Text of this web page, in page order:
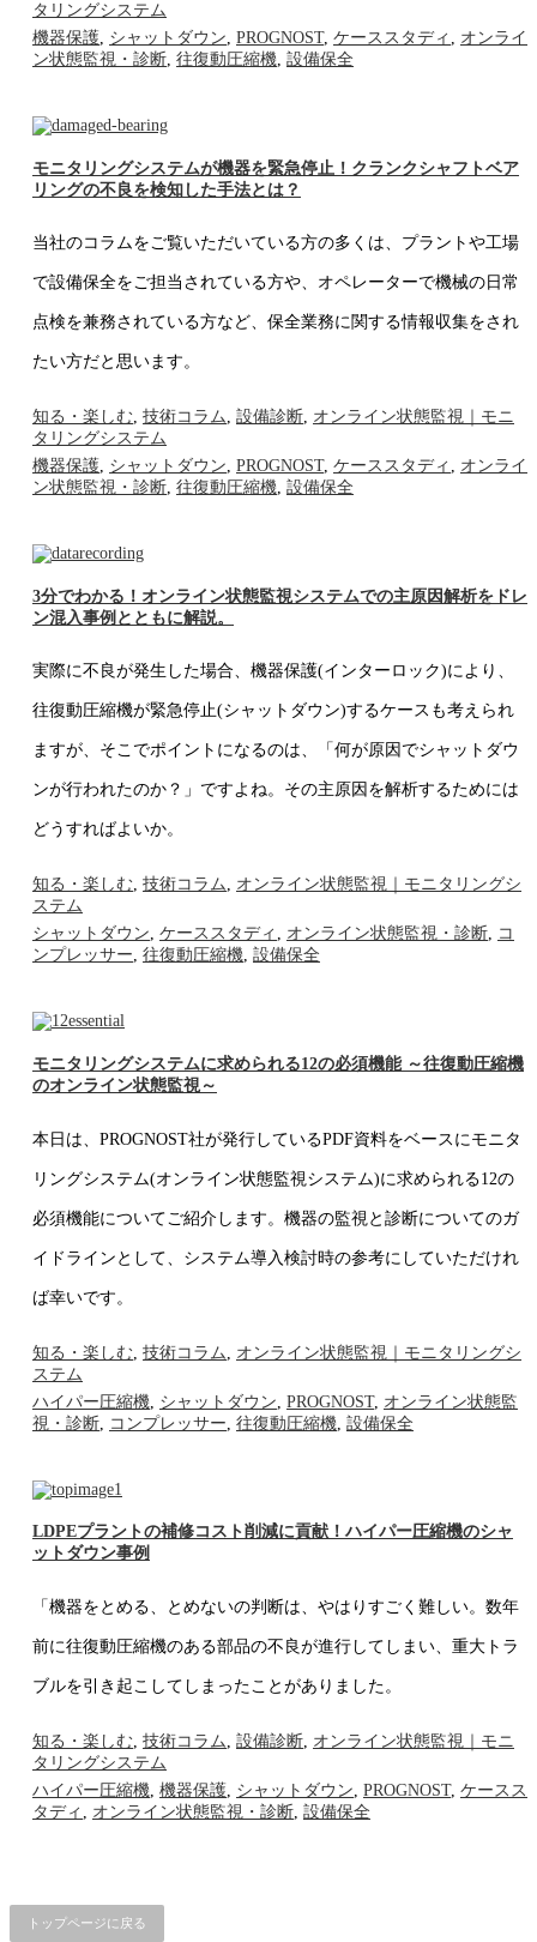
タリングシステム
機器保護, シャットダウン, PROGNOST, ケーススタディ , オンライ
ン状態監視・診断, 往復動圧縮機, 設備保全
モニタリングシステムが機器を緊急停止！クランクシャフトベア
リングの不良を検知した手法とは？
当社のコラムをご覧いただいている方の多くは、プラントや工場
で設備保全をご担当されている方や、オペレーターで機械の日常
点検を兼務されている方など、保全業務に関する情報収集をされ
たい方だと思います。
知る・楽しむ, 技術コラム, 設備診断, オンライン状態監視｜モニ
タリングシステム
機器保護, シャットダウン, PROGNOST, ケーススタディ , オンライ
ン状態監視・診断, 往復動圧縮機, 設備保全
3分でわかる！オンライン状態監視システムでの主原因解析をドレ
ン混入事例とともに解説。
実際に不良が発生した場合、機器保護(インターロック)により、
往復動圧縮機が緊急停止(シャットダウン)するケースも考えられ
ますが、そこでポイントになるのは、「何が原因でシャットダウ
ンが行われたのか？」ですよね。その主原因を解析するためには
どうすればよいか。
知る・楽しむ, 技術コラム, オンライン状態監視｜モニタリングシ
ステム
シャットダウン, ケーススタディ , オンライン状態監視・診断, コ
ンプレッサー, 往復動圧縮機, 設備保全
モニタリングシステムに求められる12の必須機能 ～往復動圧縮機
のオンライン状態監視～
本日は、PROGNOST社が発行しているPDF資料をベースにモニタ
リングシステム(オンライン状態監視システム)に求められる12の
必須機能についてご紹介します。機器の監視と診断についてのガ
イドラインとして、システム導入検討時の参考にしていただけれ
ば幸いです。
知る・楽しむ 技術コラム
オンライン状態監視｜モニタリングシ
ステム
ハイパー圧縮機
シャットダウン PROGNOST, オンライン状態監
視・診断
コンプレッサー 往復動圧縮機 設備保全
LDPEプラントの補修コスト削減に貢献！ハイパー圧縮機のシャ
ットダウン事例
「機器をとめる、とめないの判断は、やはりすごく難しい。数年
前に往復動圧縮機のある部品の不良が進行してしまい、重大トラ
ブルを引き起こしてしまったことがありました。
知る・楽しむ 技術コラム 設備診断 オンライン状態監視｜モニ
タリングシステム
ハイパー圧縮機 機器保護 シャットダウン PROGNOST, ケースス
タディ
オンライン状態監視・診断 設備保全
トップページに戻る